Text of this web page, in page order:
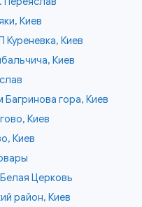
Киев
Куреневка, Киев
Киев
гора, Киев
Киев
Киев
Церковь
район, Киев